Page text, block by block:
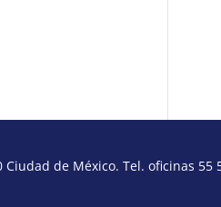
de México. Tel. oficinas 55